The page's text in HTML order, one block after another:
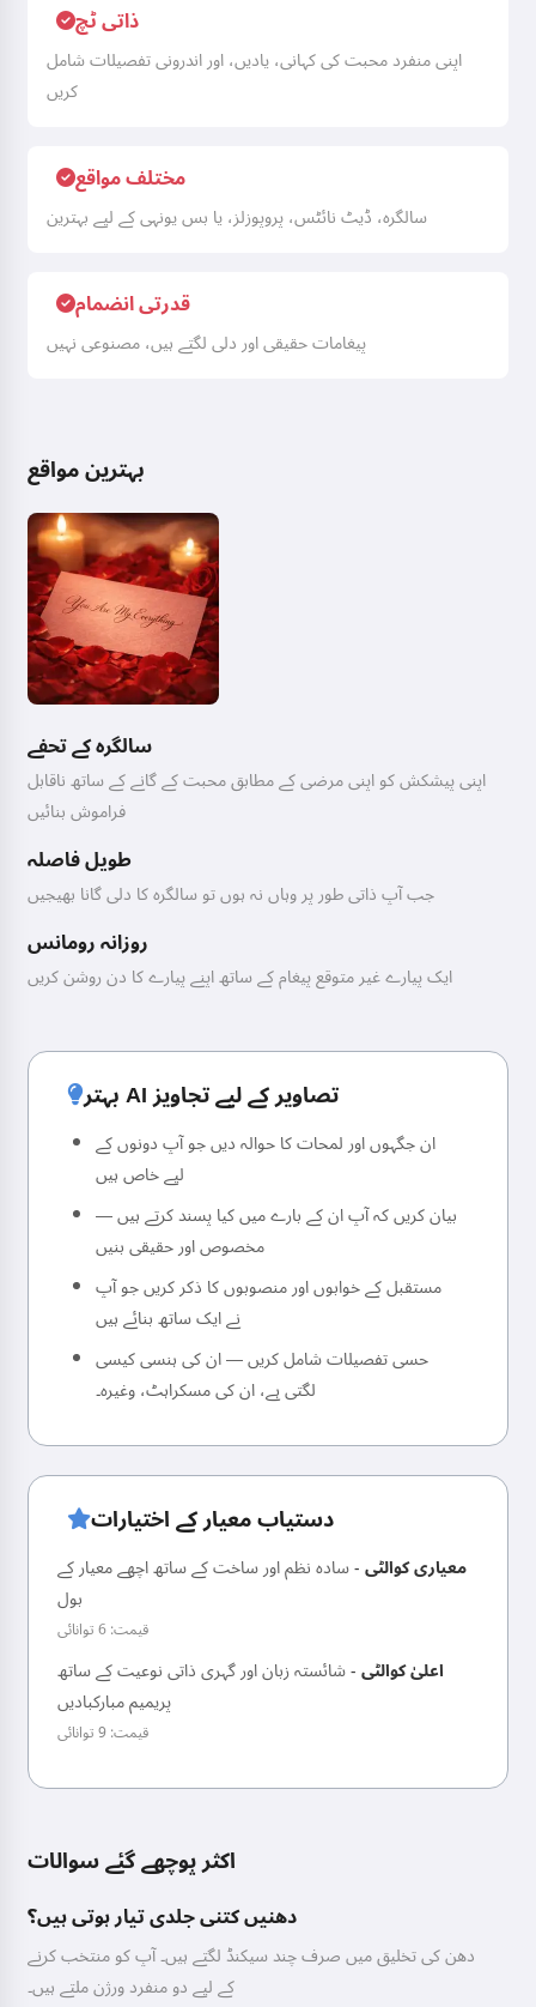
ذاتی ٹچ
اپنی منفرد محبت کی کہانی، یادیں، اور اندرونی تفصیلات شامل
کریں
مختلف مواقع
سالگرہ، ڈیٹ نائٹس، پروپوزلز، یا بس یونہی کے لیے بہترین
قدرتی انضمام
پیغامات حقیقی اور دلی لگتے ہیں، مصنوعی نہیں
بہترین مواقع
سالگرہ کے تحفے
اپنی پیشکش کو اپنی مرضی کے مطابق محبت کے گانے کے ساتھ ناقابل
فراموش بنائیں
طویل فاصلہ
جب آپ ذاتی طور پر وہاں نہ ہوں تو سالگرہ کا دلی گانا بھیجیں
روزانہ رومانس
ایک پیارے غیر متوقع پیغام کے ساتھ اپنے پیارے کا دن روشن کریں
بہتر AI تصاویر کے لیے تجاویز
ان جگہوں اور لمحات کا حوالہ دیں جو آپ دونوں کے
لیے خاص ہیں
بیان کریں کہ آپ ان کے بارے میں کیا پسند کرتے ہیں —
مخصوص اور حقیقی بنیں
مستقبل کے خوابوں اور منصوبوں کا ذکر کریں جو آپ
نے ایک ساتھ بنائے ہیں
حسی تفصیلات شامل کریں — ان کی ہنسی کیسی
لگتی ہے، ان کی مسکراہٹ، وغیرہ۔
دستیاب معیار کے اختیارات
معیاری کوالٹی-سادہ نظم اور ساخت کے ساتھ اچھے معیار کے
بول
قیمت: 6 توانائی
اعلیٰ کوالٹی-شائستہ زبان اور گہری ذاتی نوعیت کے ساتھ
پریمیم مبارکبادیں
قیمت: 9 توانائی
اکثر پوچھے گئے سوالات
دھنیں کتنی جلدی تیار ہوتی ہیں؟
دھن کی تخلیق میں صرف چند سیکنڈ لگتے ہیں۔ آپ کو منتخب کرنے
کے لیے دو منفرد ورژن ملتے ہیں۔